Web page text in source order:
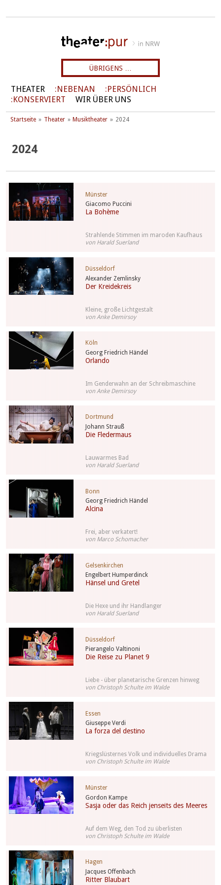
ÜBRIGENS …
THEATER NEBENAN
PERSÖNLICH
KONSERVIERT
WIR ÜBER UNS
Startseite Theater Musiktheater 2024
2024
Giacomo Puccini
La Bohème
Münster
Strahlende Stimmen im maroden Kaufhaus
von Harald Suerland
Alexander Zemlinsky
Der Kreidekreis
Düsseldorf
Kleine, große Lichtgestalt
von Anke Demirsoy
Georg Friedrich Händel
Orlando
Köln
Im Genderwahn an der Schreibmaschine
von Anke Demirsoy
Johann Strauß
Die Fledermaus
Dortmund
Lauwarmes Bad
von Harald Suerland
Georg Friedrich Händel
Alcina
Bonn
Frei, aber verkatert!
von Marco Schomacher
Engelbert Humperdinck
Hänsel und Gretel
Gelsenkirchen
Die Hexe und ihr Handlanger
von Harald Suerland
Pierangelo Valtinoni
Die Reise zu Planet 9
Düsseldorf
Liebe - über planetarische Grenzen hinweg
von Christoph Schulte im Walde
Giuseppe Verdi
La forza del destino
Essen
Kriegslüsternes Volk und individuelles Drama
von Christoph Schulte im Walde
Gordon Kampe
Sasja oder das Reich jenseits des Meeres
Münster
Auf dem Weg, den Tod zu überlisten
von Christoph Schulte im Walde
Jacques Offenbach
Ritter Blaubart
Hagen